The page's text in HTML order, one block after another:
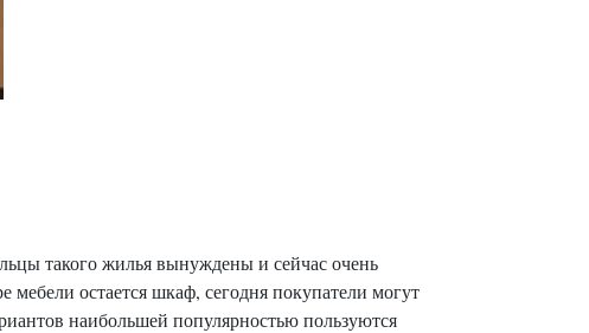
такого жилья вынуждены и сейчас очень
остается шкаф, сегодня покупатели могут
наибольшей популярностью пользуются